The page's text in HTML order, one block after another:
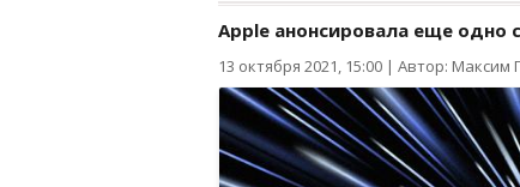
Apple анонсировала еще одно
13 октября 2021, 15:00 | Автор: Максим